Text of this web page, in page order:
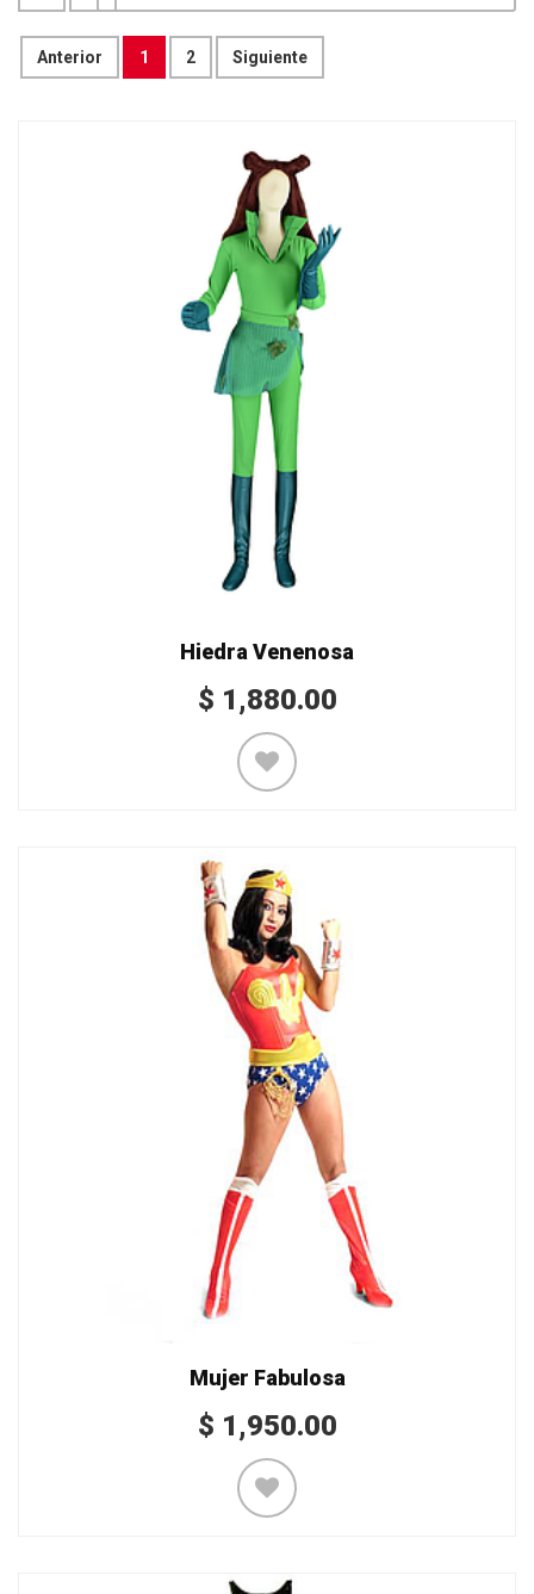
Anterior 1 2 Siguiente
Hiedra Venenosa
$ 1,880.00
Mujer Fabulosa
$ 1,950.00